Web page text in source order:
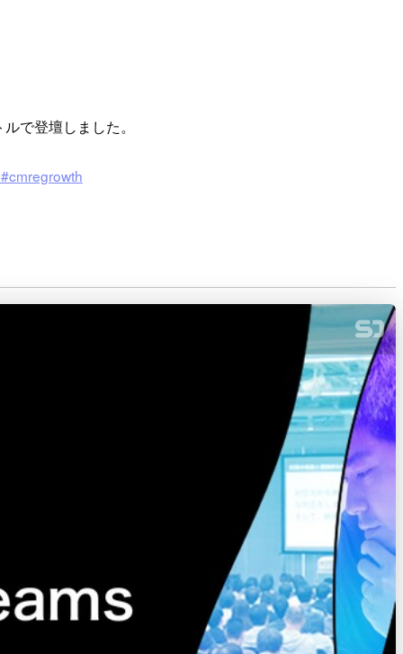
で登壇しました。